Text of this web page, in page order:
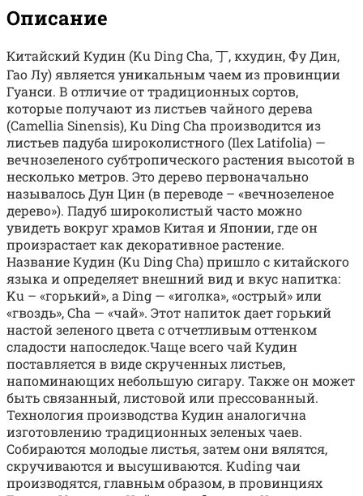
Описание
Китайский Кудин (Ku Ding Cha, 丁, кхудин, Фу Дин,
Гао Лу) является уникальным чаем из провинции
Гуанси. В отличие от традиционных сортов,
которые получают из листьев чайного дерева
(Camellia Sinensis), Ku Ding Cha производится из
листьев падуба широколистного (Ilex Latifolia) —
вечнозеленого субтропического растения высотой в
несколько метров. Это дерево первоначально
называлось Дун Цин (в переводе – «вечнозеленое
дерево»). Падуб широколистый часто можно
увидеть вокруг храмов Китая и Японии, где он
произрастает как декоративное растение.
Название Кудин (Ku Ding Cha) пришло с китайского
языка и определяет внешний вид и вкус напитка:
Ku – «горький», а Ding — «иголка», «острый» или
«гвоздь», Cha — «чай». Этот напиток дает горький
настой зеленого цвета с отчетливым оттенком
сладости напоследок.Чаще всего чай Кудин
поставляется в виде скрученных листьев,
напоминающих небольшую сигару. Также он может
быть связанный, листовой или прессованный.
Технология производства Кудин аналогична
изготовлению традиционных зеленых чаев.
Собираются молодые листья, затем они вялятся,
скручиваются и высушиваются. Kuding чаи
производятся, главным образом, в провинциях